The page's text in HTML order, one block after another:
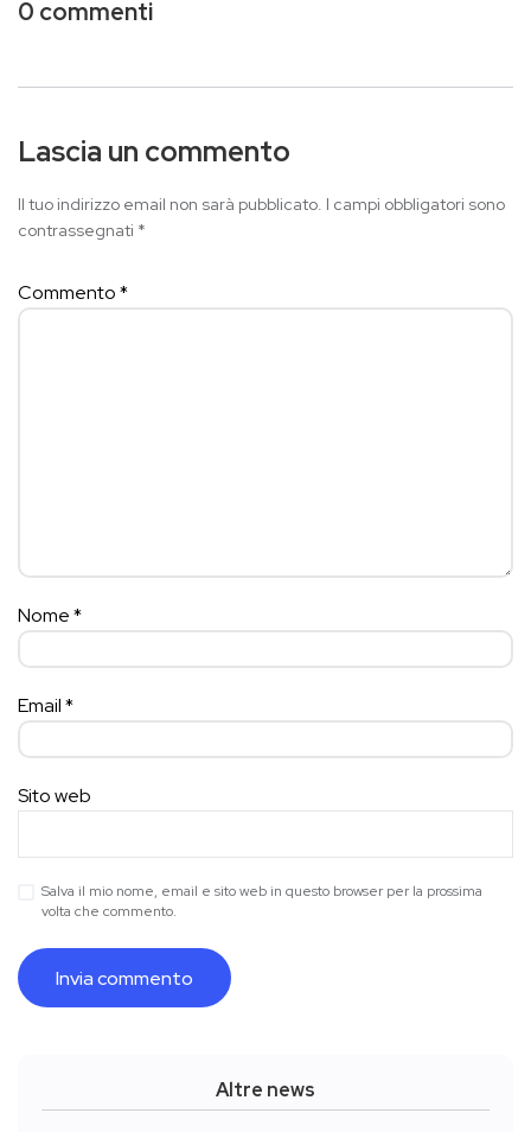
0 commenti
Lascia un commento
Il tuo indirizzo email non sarà pubblicato. I campi obbligatori sono
contrassegnati *
Commento*
Nome*
Email*
Sito web
Salva il mio nome, email e sito web in questo browser per la prossima
volta che commento.
Altre news